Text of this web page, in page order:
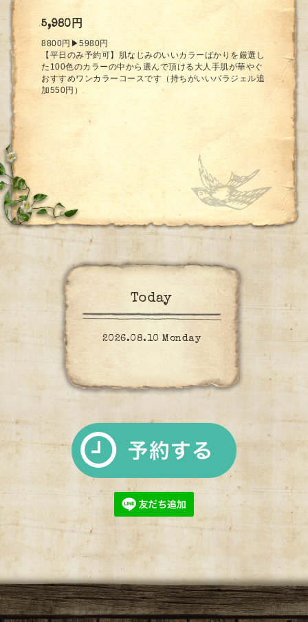
5,980円
8800円▶︎5980円
【平日のみ予約可】肌なじみのいいカラーばかりを厳選し
た100色のカラーの中から選んで頂ける大人手肌が華やぐ
おすすめワンカラーコースです（持ちがいいパラジェル追
加550円）
Today
2026.08.10 Monday